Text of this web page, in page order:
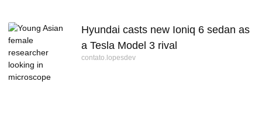
Hyundai casts new Ioniq 6 sedan as
a Tesla Model 3 rival
contato.lopesdev